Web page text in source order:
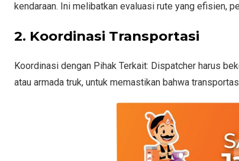
kendaraan. Ini melibatkan evaluasi rute yang efisien,
2. Koordinasi Transportasi
Koordinasi dengan Pihak Terkait: Dispatcher harus
atau armada truk, untuk memastikan bahwa